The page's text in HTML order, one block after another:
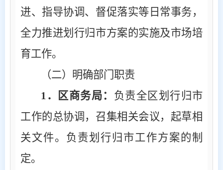
进、指导协调、督促落实等日常事务，
全力推进划行归市方案的实施及市场培
育工作。
（二）明确部门职责
1 ．区商务局： 负责全区划行归市
工作的总协调，召集相关会议，起草相
关文件。负责划行归市工作方案的制
定。